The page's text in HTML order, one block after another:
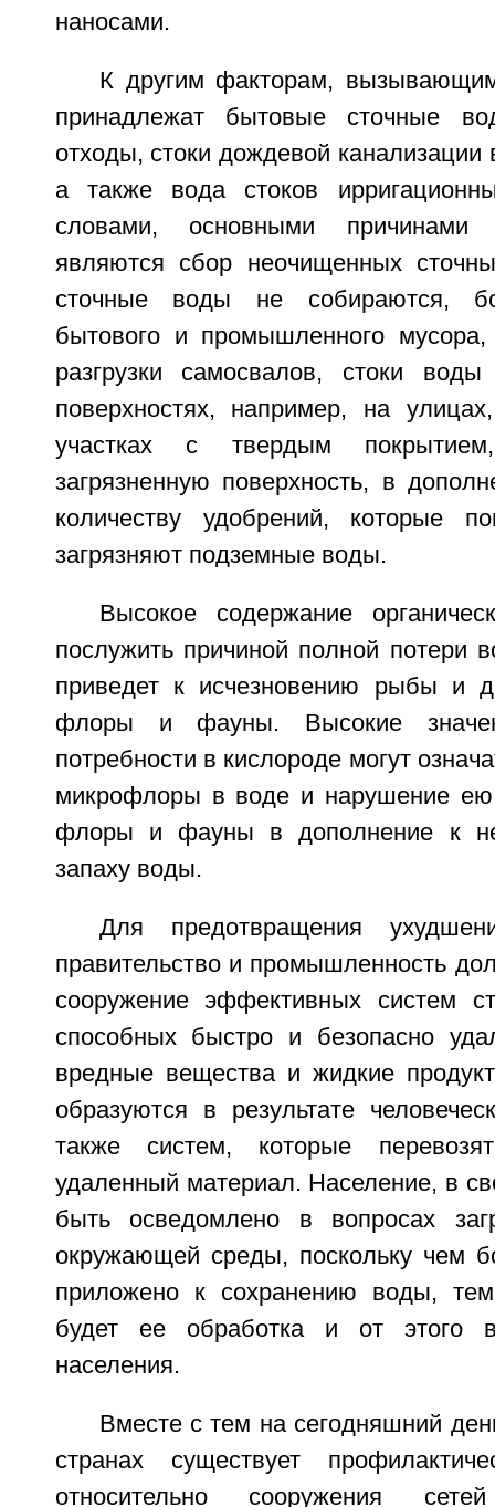
наносами.
К другим факторам,
принадлежат бытовые сточные
отходы, стоки дождевой канализации
а также вода стоков
словами, основными причинами
являются сбор неочищенных
сточные воды не собираются,
бытового и промышленного мусора,
разгрузки самосвалов, стоки
поверхностях, например, на
участках с твердым
загрязненную поверхность, в
количеству удобрений, которые
загрязняют подземные воды.
Высокое содержание
послужить причиной полной потери
приведет к исчезновению рыбы и
флоры и фауны. Высокие
потребности в кислороде могут
микрофлоры в воде и нарушение ею
флоры и фауны в дополнение к
запаху воды.
Для предотвращения
правительство и промышленность
сооружение эффективных систем
способных быстро и безопасно
вредные вещества и жидкие
образуются в результате
также систем, которые
удаленный материал. Население, в
быть осведомлено в вопросах
окружающей среды, поскольку чем
приложено к сохранению воды,
будет ее обработка и от этого
населения.
Вместе с тем на сегодняшний
странах существует
относительно сооружения